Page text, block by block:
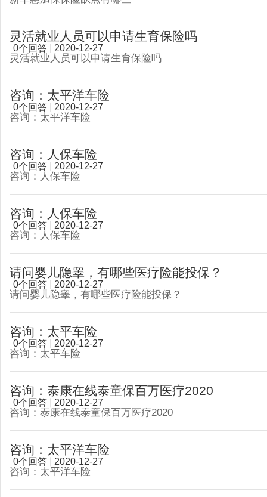
灵活就业人员可以申请生育保险吗
0个回答 2020-12-27
灵活就业人员可以申请生育保险吗
咨询：太平洋车险
0个回答 2020-12-27
咨询：太平洋车险
咨询：人保车险
0个回答 2020-12-27
咨询：人保车险
咨询：人保车险
0个回答 2020-12-27
咨询：人保车险
请问婴儿隐睾，有哪些医疗险能投保？
0个回答 2020-12-27
请问婴儿隐睾，有哪些医疗险能投保？
咨询：太平车险
0个回答 2020-12-27
咨询：太平车险
咨询：泰康在线泰童保百万医疗2020
0个回答 2020-12-27
咨询：泰康在线泰童保百万医疗2020
咨询：太平洋车险
0个回答 2020-12-27
咨询：太平洋车险